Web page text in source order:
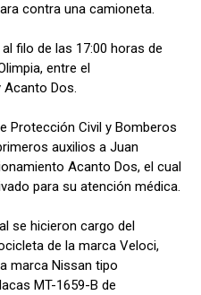
contra una camioneta.
filo de las 17:00 horas de
entre el
Dos.
Protección Civil y Bomberos
auxilios a Juan
Acanto Dos, el cual
para su atención médica.
se hicieron cargo del
de la marca Veloci,
marca Nissan tipo
MT-1659-B de